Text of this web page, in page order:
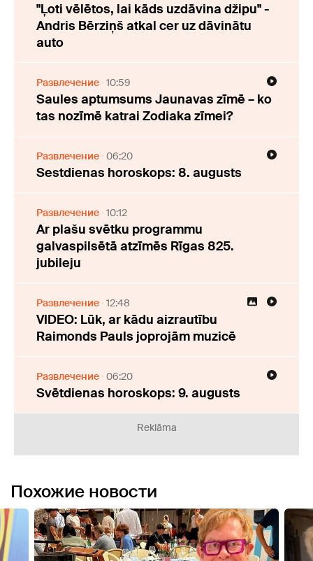
"Ļoti vēlētos, lai kāds uzdāvina džipu" -
Andris Bērziņš atkal cer uz dāvinātu
auto
Развлечение 10:59
Saules aptumsums Jaunavas zīmē – ko
tas nozīmē katrai Zodiaka zīmei?
Развлечение 06:20
Sestdienas horoskops: 8. augusts
Развлечение 10:12
Ar plašu svētku programmu
galvaspilsētā atzīmēs Rīgas 825.
jubileju
Развлечение 12:48
VIDEO: Lūk, ar kādu aizrautību
Raimonds Pauls joprojām muzicē
Развлечение 06:20
Svētdienas horoskops: 9. augusts
Reklāma
Похожие новости